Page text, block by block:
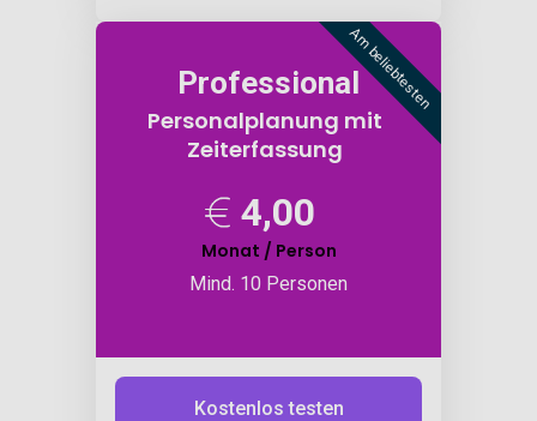
Am beliebtesten
Professional
Personalplanung mit
Zeiterfassung
4,00
Monat / Person
Mind. 10 Personen
Kostenlos testen